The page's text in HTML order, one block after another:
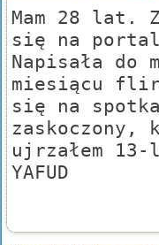
Mam 28 lat.
się na
Napisała do
miesiącu
się na
zaskoczony,
ujrzałem
YAFUD